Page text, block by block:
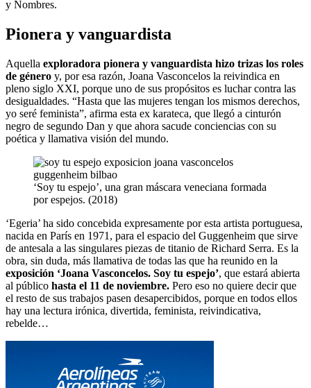
y Nombres.
Pionera y vanguardista
Aquella exploradora pionera y vanguardista hizo trizas los roles
de género y, por esa razón, Joana Vasconcelos la reivindica en
pleno siglo XXI, porque uno de sus propósitos es luchar contra las
desigualdades. “Hasta que las mujeres tengan los mismos derechos,
yo seré feminista”, afirma esta ex karateca, que llegó a cinturón
negro de segundo Dan y que ahora sacude conciencias con su
poética y llamativa visión del mundo.
‘Soy tu espejo’, una gran máscara veneciana formada
por espejos. (2018)
‘Egeria’ ha sido concebida expresamente por esta artista portuguesa,
nacida en París en 1971, para el espacio del Guggenheim que sirve
de antesala a las singulares piezas de titanio de Richard Serra. Es la
obra, sin duda, más llamativa de todas las que ha reunido en la
exposición ‘Joana Vasconcelos. Soy tu espejo’, que estará abierta
al público hasta el 11 de noviembre. Pero eso no quiere decir que
el resto de sus trabajos pasen desapercibidos, porque en todos ellos
hay una lectura irónica, divertida, feminista, reivindicativa,
rebelde…